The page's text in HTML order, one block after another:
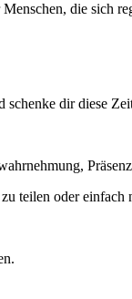
die sich
schenke dir diese
teilen oder einfach